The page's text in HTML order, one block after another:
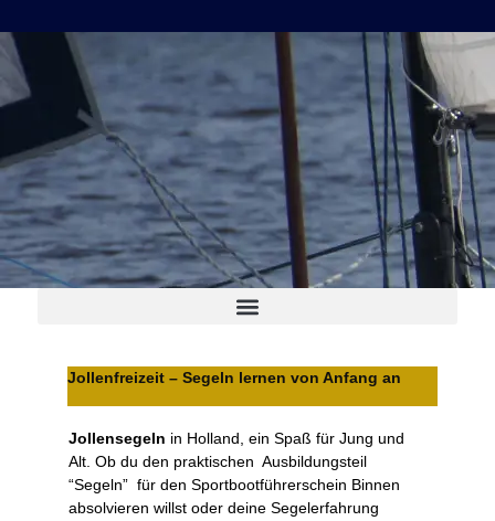
Jollenfreizeit – Segeln lernen von Anfang an
Jollensegeln in Holland, ein Spaß für Jung und
Alt. Ob du den praktischen Ausbildungsteil
“Segeln” für den Sportbootführerschein Binnen
absolvieren willst oder deine Segelerfahrung